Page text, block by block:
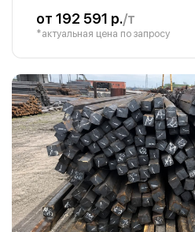
от 192 591 р./т
*актуальная цена по запросу